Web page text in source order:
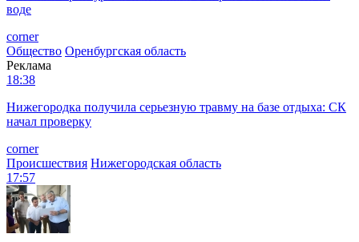
воде
corner
Общество Оренбургская область
Реклама
18:38
Нижегородка получила серьезную травму на базе отдыха: СК
начал проверку
corner
Происшествия Нижегородская область
17:57